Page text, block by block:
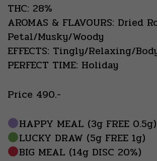
THC: 28%
AROMAS & FLAVOURS: Dried
Petal/Musky/Woody
EFFECTS: Tingly/Relaxing/
PERFECT TIME: Holiday
Price 490.-
HAPPY MEAL (3g FREE 0.5g)
LUCKY DRAW (5g FREE 1g)
BIG MEAL (14g DISC 20%)